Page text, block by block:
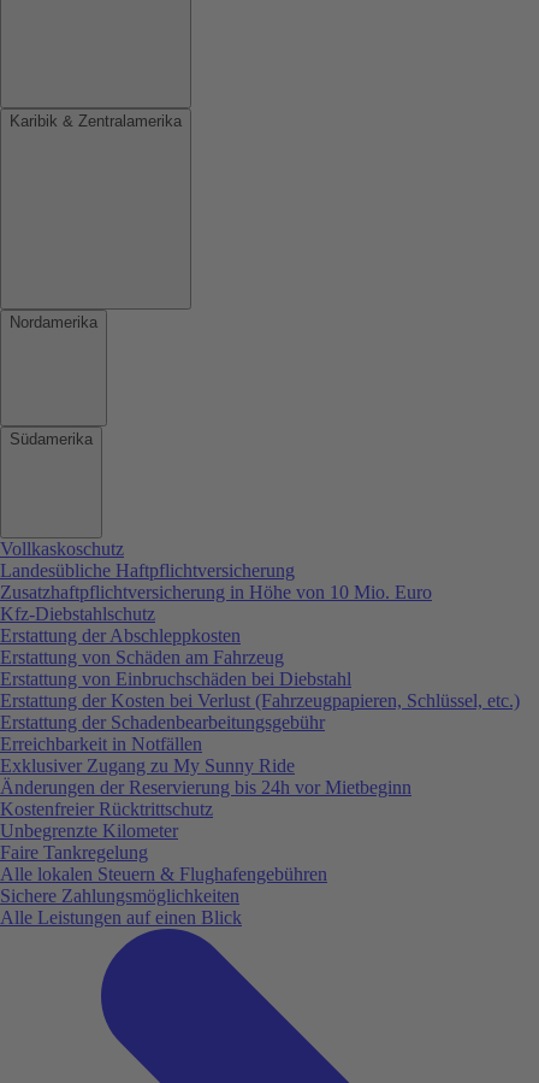
Karibik & Zentralamerika
Nordamerika
Südamerika
Vollkaskoschutz
Landesübliche Haftpflichtversicherung
Zusatzhaftpflichtversicherung in Höhe von 10 Mio. Euro
Kfz-Diebstahlschutz
Erstattung der Abschleppkosten
Erstattung von Schäden am Fahrzeug
Erstattung von Einbruchschäden bei Diebstahl
Erstattung der Kosten bei Verlust (Fahrzeugpapieren, Schlüssel, etc.)
Erstattung der Schadenbearbeitungsgebühr
Erreichbarkeit in Notfällen
Exklusiver Zugang zu My Sunny Ride
Änderungen der Reservierung bis 24h vor Mietbeginn
Kostenfreier Rücktrittschutz
Unbegrenzte Kilometer
Faire Tankregelung
Alle lokalen Steuern & Flughafengebühren
Sichere Zahlungsmöglichkeiten
Alle Leistungen auf einen Blick